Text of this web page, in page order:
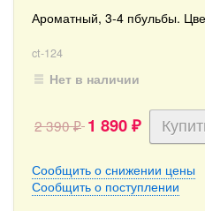
Ароматный, 3-4 пбульбы.
ct-124
Нет в наличии
2 390₽ 1 890 ₽
Сообщить о снижении цены
Сообщить о поступлении